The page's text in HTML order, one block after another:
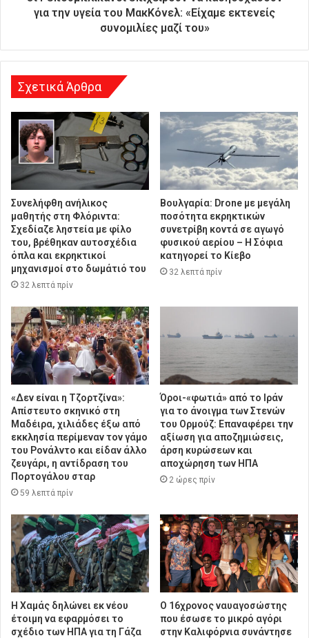
σ
για την υγεία του ΜακΚόνελ: «Είχαμε εκτενείς
συνομιλίες μαζί του»
Σχετικά Άρθρα
Συνελήφθη ανήλικος
μαθητής στη Φλόριντα:
Σχεδίαζε ληστεία με φίλο
του, βρέθηκαν αυτοσχέδια
όπλα και εκρηκτικοί
μηχανισμοί στο δωμάτιό του
32 λεπτά πρίν
Βουλγαρία: Drone με μεγάλη
ποσότητα εκρηκτικών
συνετρίβη κοντά σε αγωγό
φυσικού αερίου – Η Σόφια
κατηγορεί το Κίεβο
32 λεπτά πρίν
«Δεν είναι η Τζορτζίνα»:
Απίστευτο σκηνικό στη
Μαδέιρα, χιλιάδες έξω από
εκκλησία περίμεναν τον γάμο
του Ρονάλντο και είδαν άλλο
ζευγάρι, η αντίδραση του
Πορτογάλου σταρ
59 λεπτά πρίν
Όροι-«φωτιά» από το Ιράν
για το άνοιγμα των Στενών
του Ορμούζ: Επαναφέρει την
αξίωση για αποζημιώσεις,
άρση κυρώσεων και
αποχώρηση των ΗΠΑ
2 ώρες πρίν
Η Χαμάς δηλώνει εκ νέου
έτοιμη να εφαρμόσει το
σχέδιο των ΗΠΑ για τη Γάζα
Ο 16χρονος ναυαγοσώστης
που έσωσε το μικρό αγόρι
στην Καλιφόρνια συνάντησε